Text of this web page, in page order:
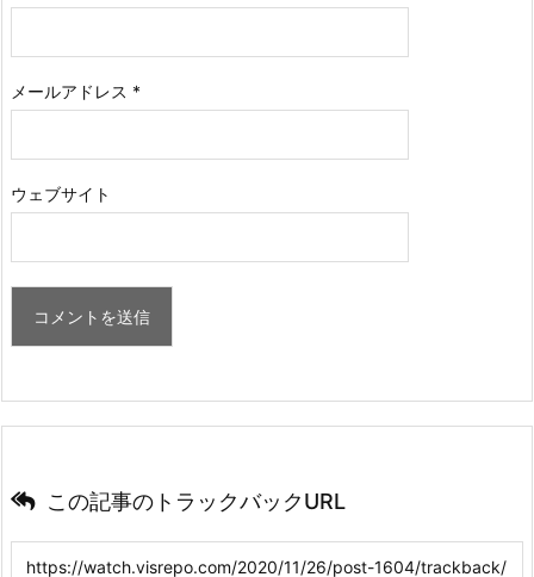
メールアドレス *
ウェブサイト
この記事のトラックバックURL